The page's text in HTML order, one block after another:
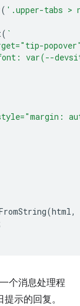
( '.upper-tabs >
( `
var(--
(html,
个消息处理程
示的回复。